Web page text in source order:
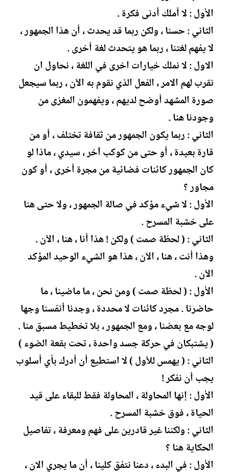
الأول : لا أملك أدنى فكرة .
الثاني : حسنا ، ولكن ربما قد يحدث ، أن هذا الجمهور ،
لا يفهم لغتنا ، ربما هو يتحدث لغة أخرى .
الاول : لا نملك خيارات اخرى في اللغة ، نحاول ان
نقرب لهم الامر ، الفعل الذي نقوم به الآن ، ربما سيجعل
صورة المشهد أوضح لديهم ، ويفهمون المغزى من
وجودنا هنا .
الثاني : ربما يكون الجمهور من ثقافة تختلف ، أو من
قارة بعيدة ، أو حتى من كوكب آخر ، سيدي ، ماذا لو
كان الجمهور كائنات فضائية من مجرة أخرى ، أو كون
مجاور ؟
الأول : لا شيء مؤكد في صالة الجمهور ، ولا حتى هنا
على خشبة المسرح .
الثاني : ( لحظة صمت ) ولكن ! هذا أنا ، هنا ، الآن .
وهذا أنت ، هنا ، الآن ، هذا هو الشيء الوحيد المؤكد
الآن .
الأول : ( لحظة صمت ) ومن نحن ، ما ماضينا ، ما
حاضرنا . مجرد كائنات لا محددة ، وجدنا أنفسنا وجها
لوجه مع بعضنا ، ومع الجمهور ، بلا تخطيط مسبق منا .
( يشتبكان في حركة جسد واحدة ، تحت بقعة الضوء )
الثاني : ( يهمس للأول ) لا استطيع أن أدرك بأي أسلوب
يجب أن نفكر !
الأول : إنها المحاولة ، المحاولة فقط للبقاء على قيد
الحياة ، فوق خشبة المسرح .
الثاني : ولكننا غير قادرين على فهم ومعرفة ، تفاصيل
الحكاية هنا ؟
الأول : في البدء ، دعنا نتفق كلينا ، أن ما يجري الان ،